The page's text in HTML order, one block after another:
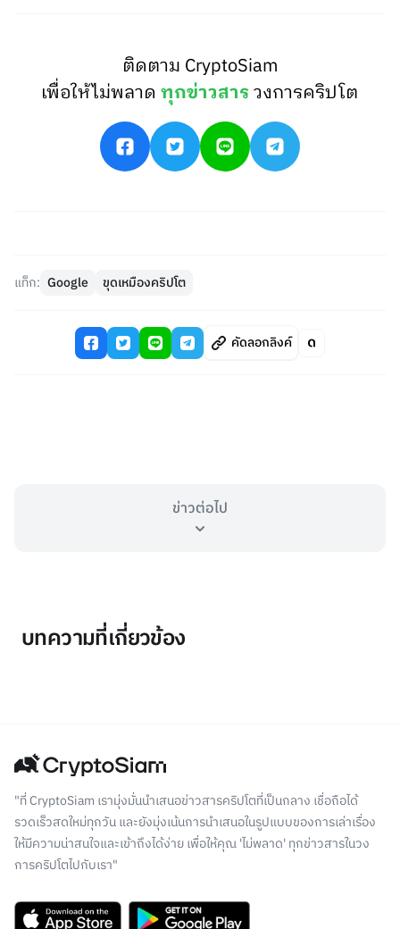
ติดตาม CryptoSiam
เพื่อให้ไม่พลาดทุกข่าวสารวงการคริปโต
แท็ก: Google ขุดเหมืองคริปโต
คัดลอกลิงค์
ข่าวต่อไป
บทความที่เกี่ยวข้อง
"ที่ CryptoSiam เรามุ่งมั่นนำเสนอข่าวสารคริปโตที่เป็นกลาง เชื่อถือได้
รวดเร็วสดใหม่ทุกวัน และยังมุ่งเน้นการนำเสนอในรูปแบบของการเล่าเรื่อง
ให้มีความน่าสนใจและเข้าถึงได้ง่าย เพื่อให้คุณ 'ไม่พลาด' ทุกข่าวสารในวง
การคริปโตไปกับเรา"